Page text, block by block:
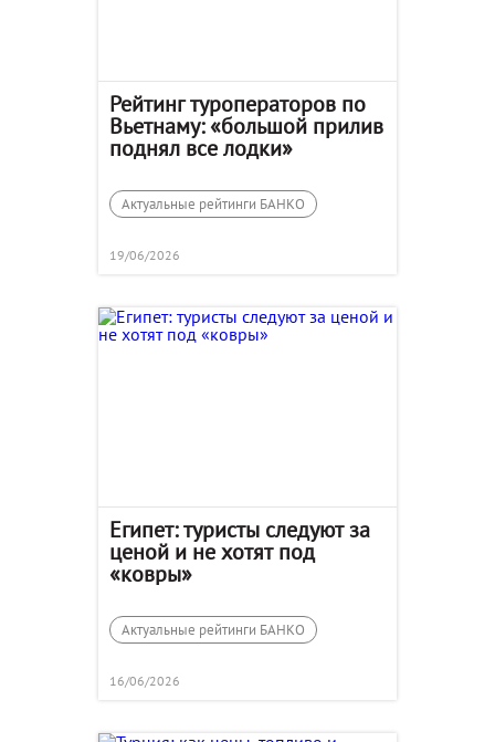
Рейтинг туроператоров по
Вьетнаму: «большой прилив
поднял все лодки»
Актуальные рейтинги БАНКО
19/06/2026
Египет: туристы следуют за
ценой и не хотят под
«ковры»
Актуальные рейтинги БАНКО
16/06/2026